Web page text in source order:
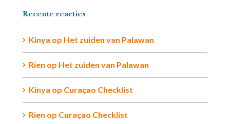
Recente reacties
Kinya op Het zuiden van Palawan
Rien op Het zuiden van Palawan
Kinya op Curaçao Checklist
Rien op Curaçao Checklist